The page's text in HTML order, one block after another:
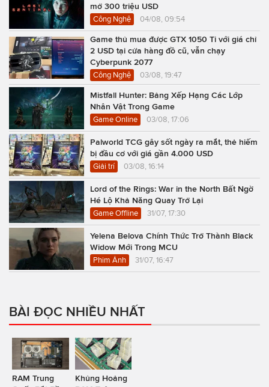
mở 300 triệu USD
Công Nghệ 04/08, 09:54
Game thủ mua được GTX 1050 Ti với giá chỉ
2 USD tại cửa hàng đồ cũ, vẫn chạy
Cyberpunk 2077
Công Nghệ 03/08, 19:47
Mistfall Hunter: Bảng Xếp Hạng Các Lớp
Nhân Vật Trong Game
Game Online 03/08, 17:06
Palworld TCG gây sốt ngày ra mắt, thẻ hiếm
bị đầu cơ với giá gần 4.000 USD
Giải trí 03/08, 16:14
Lord of the Rings: War in the North Bất Ngờ
Hé Lộ Khả Năng Quay Trở Lại
Game Offline 31/07, 17:30
Yelena Belova Chính Thức Trở Thành Black
Widow Mới Trong MCU
Phim Ảnh 31/07, 16:47
BÀI ĐỌC NHIỀU NHẤT
RAM Trung
Khủng Hoảng